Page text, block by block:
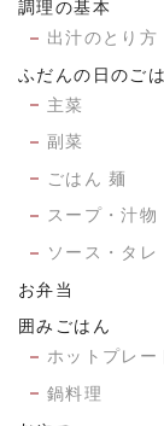
調理の基本
出汁のとり方
ふだんの日のご
主菜
副菜
ごはん 麺
スープ・汁物
ソース・タ
お弁当
囲みごはん
ホットプレー
鍋料理